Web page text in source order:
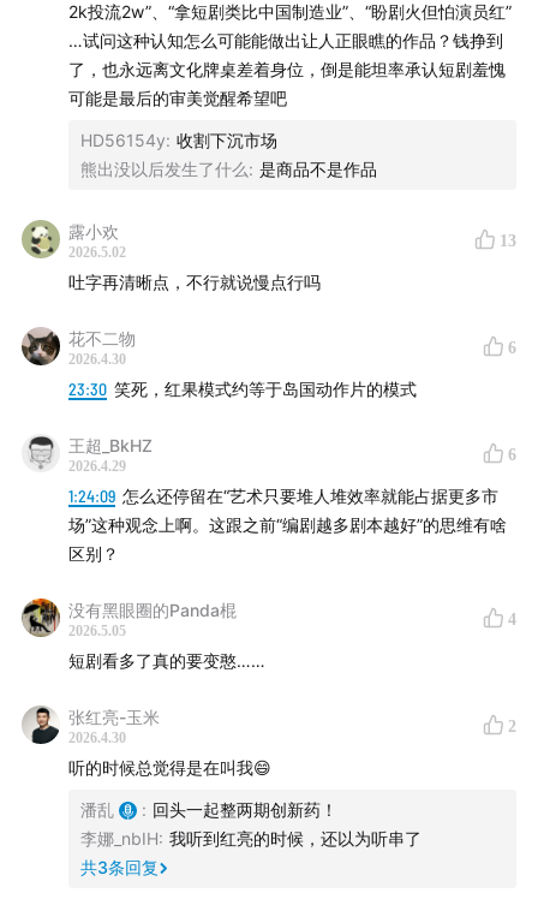
「网络微短剧，它的本质更接近于电影——你打开
来看这100分钟，看完觉得很满意。」
AI漫剧的三大类型：
09:05AI仿真人剧
09:43AI 2D/3D漫剧
10:23解说漫/沙雕漫
成本预算是一切的母逻辑
15:31
AI剧的核心颠覆逻辑：它不只是降成本，更是解锁了
被成本封印的题材空间。
低成本是内容多样性的根本保障
二、短剧商业模式 vs 长视频的困境
AI短剧的主要的发行场景是抖音
25:36 AI真人剧是在蚕食真人剧的份额
2023年长剧最后的荣光：《狂飙》、《繁花》、
《三体》
2k投流2w”、“拿短剧类比中国制造业”、“盼剧火但怕演员红”
…试问这种认知怎么可能能做出让人正眼瞧的作品？钱挣到
了，也永远离文化牌桌差着身位，倒是能坦率承认短剧羞愧
可能是最后的审美觉醒希望吧
HD56154y: 收割下沉市场
熊出没以后发生了什么: 是商品不是作品
露小欢
2026.5.02
13
吐字再清晰点，不行就说慢点行吗
花不二物
2026.4.30
6
23:30 笑死，红果模式约等于岛国动作片的模式
王超_BkHZ
2026.4.29
6
1:24:09 怎么还停留在“艺术只要堆人堆效率就能占据更多市
场”这种观念上啊。这跟之前“编剧越多剧本越好”的思维有啥
区别？
没有黑眼圈的Panda棍
2026.5.05
4
短剧看多了真的要变憨……
张红亮-玉米
2026.4.30
2
听的时候总觉得是在叫我😄
潘乱 : 回头一起整两期创新药！
李娜_nbIH: 我听到红亮的时候，还以为听串了
共3条回复